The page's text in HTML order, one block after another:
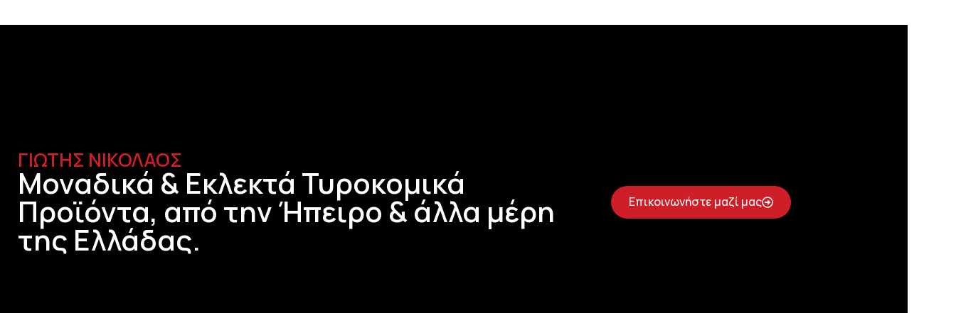
ΓΙΩΤΗΣ ΝΙΚΟΛΑΟΣ
Μοναδικά & Εκλεκτά Τυροκομικά
Προϊόντα, από την Ήπειρο & άλλα μέρη
της Ελλάδας.
Επικοινωνήστε μαζί μας